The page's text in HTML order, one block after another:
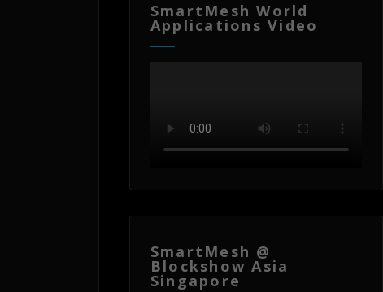
SmartMesh World
Applications Video
SmartMesh @
Blockshow Asia
Singapore